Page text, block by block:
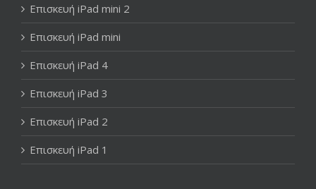
Επισκευή iPad mini 2
Επισκευή iPad mini
Επισκευή iPad 4
Επισκευή iPad 3
Επισκευή iPad 2
Επισκευή iPad 1